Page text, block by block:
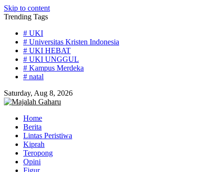
Skip to content
Trending Tags
# UKI
# Universitas Kristen Indonesia
# UKI HEBAT
# UKI UNGGUL
# Kampus Merdeka
# natal
Saturday, Aug 8, 2026
Home
Berita
Lintas Peristiwa
Kiprah
Teropong
Opini
Figur